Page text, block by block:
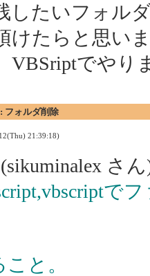
したいフォル
けたらと思い
VBSriptでやり
フォルダ削除
21:39:18)
(sikuminalex さ
で
と。